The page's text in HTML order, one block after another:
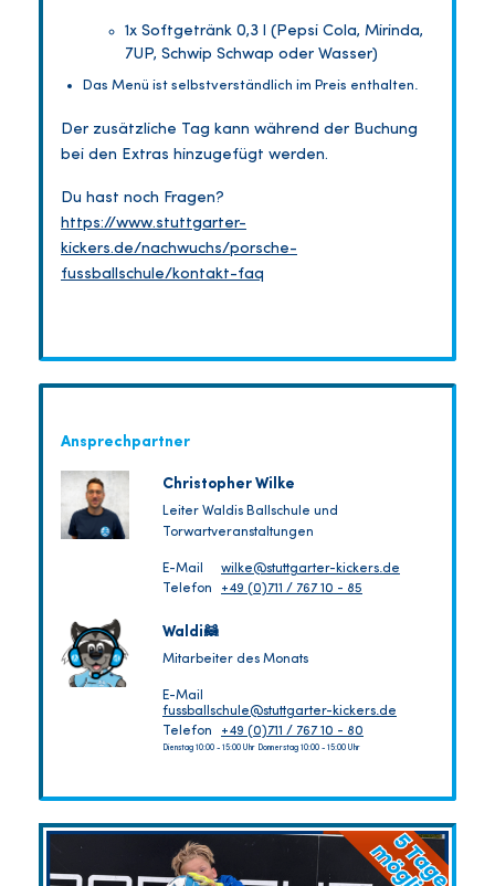
1x Softgetränk 0,3 l (Pepsi Cola, Mirinda,
7UP, Schwip Schwap oder Wasser)
Das Menü ist selbstverständlich im Preis enthalten.
Der zusätzliche Tag kann während der Buchung
bei den Extras hinzugefügt werden.
Du hast noch Fragen?
https://www.stuttgarter-
kickers.de/nachwuchs/porsche-
fussballschule/kontakt-faq
Ansprechpartner
Christopher Wilke
Leiter Waldis Ballschule und
Torwartveranstaltungen
E-Mail
wilke@stuttgarter-kickers.de
Telefon
+49 (0)711 / 767 10 - 85
Waldi🦝
Mitarbeiter des Monats
E-Mail
fussballschule@stuttgarter-kickers.de
Telefon
+49 (0)711 / 767 10 - 80
Dienstag 10:00 - 15:00 Uhr Donnerstag 10:00 - 15:00 Uhr